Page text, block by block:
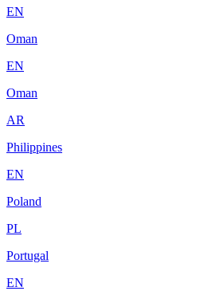
EN
Oman
EN
Oman
AR
Philippines
EN
Poland
PL
Portugal
EN